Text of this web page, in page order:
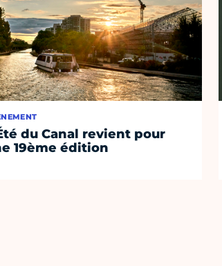
du Canal revient pour
19ème édition